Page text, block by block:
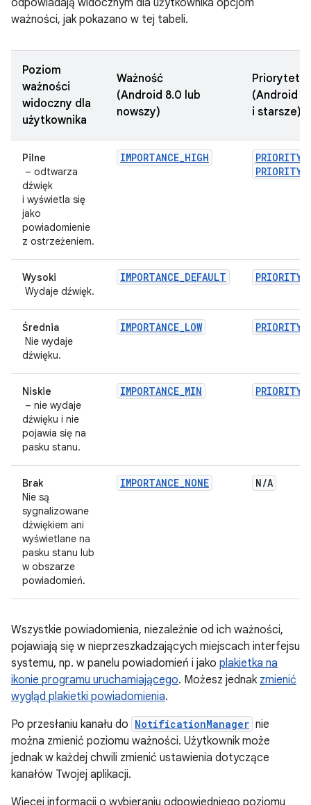
odpowiadają widocznym dla użytkownika opcjom
ważności, jak pokazano w tej tabeli.
Poziom
ważności
widoczny dla
użytkownika
Ważność
(Android 8.0 lub
nowszy)
Priorytet
(Android
i starsze)
Pilne
– odtwarza
dźwięk
i wyświetla się
jako
powiadomienie
z ostrzeżeniem.
IMPORTANCE_HIGH
Wysoki
Wydaje dźwięk.
IMPORTANCE_DEFAULT
Średnia
Nie wydaje
dźwięku.
IMPORTANCE_LOW
Niskie
– nie wydaje
dźwięku i nie
pojawia się na
pasku stanu.
IMPORTANCE_MIN
Brak
Nie są
sygnalizowane
dźwiękiem ani
wyświetlane na
pasku stanu lub
w obszarze
powiadomień.
IMPORTANCE_NONE N/A
Wszystkie powiadomienia, niezależnie od ich ważności,
pojawiają się w nieprzeszkadzających miejscach interfejsu
systemu, np. w panelu powiadomień i jako plakietka na
ikonie programu uruchamiającego. Możesz jednak zmienić
wygląd plakietki powiadomienia.
Po przesłaniu kanału do NotificationManager nie
można zmienić poziomu ważności. Użytkownik może
jednak w każdej chwili zmienić ustawienia dotyczące
kanałów Twojej aplikacji.